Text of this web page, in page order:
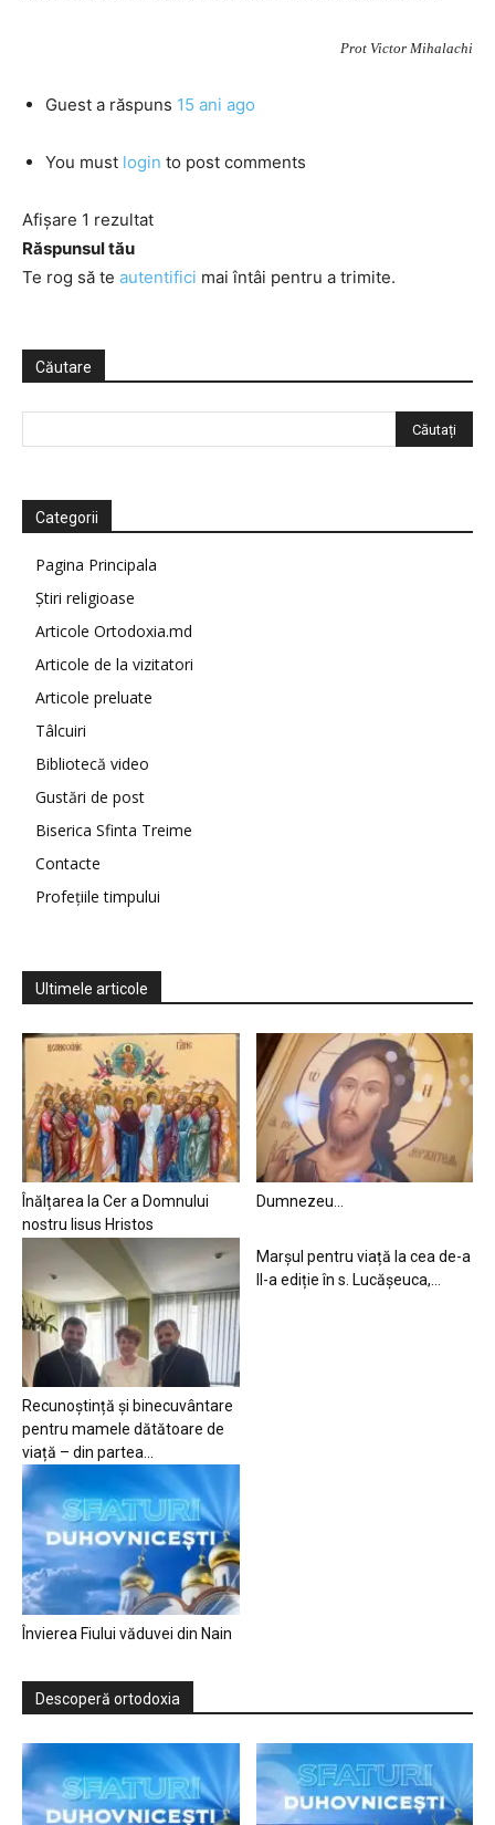
Prot Victor Mihalachi
Guest a răspuns 15 ani ago
You must login to post comments
Afișare 1 rezultat
Răspunsul tău
Te rog să te autentifici mai întâi pentru a trimite.
Căutare
Categorii
Pagina Principala
Știri religioase
Articole Ortodoxia.md
Articole de la vizitatori
Articole preluate
Tâlcuiri
Bibliotecă video
Gustări de post
Biserica Sfinta Treime
Contacte
Profețiile timpului
Ultimele articole
Înălțarea la Cer a Domnului
nostru Iisus Hristos
Dumnezeu…
Recunoștință și binecuvântare
pentru mamele dătătoare de
viață – din partea...
Marșul pentru viață la cea de-a
II-a ediție în s. Lucășeuca,...
Învierea Fiului văduvei din Nain
Descoperă ortodoxia